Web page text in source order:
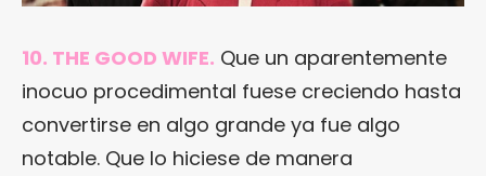
10. THE GOOD WIFE. Que un aparentemente
inocuo procedimental fuese creciendo hasta
convertirse en algo grande ya fue algo
notable. Que lo hiciese de manera